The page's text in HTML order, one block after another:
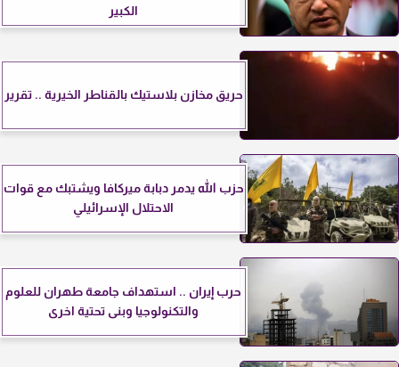
الكبير
حريق مخازن بلاستيك بالقناطر الخيرية .. تقرير
حزب الله يدمر دبابة ميركافا ويشتبك مع قوات
الاحتلال الإسرائيلي
حرب إيران .. استهداف جامعة طهران للعلوم
والتكنولوجيا وبنى تحتية اخرى